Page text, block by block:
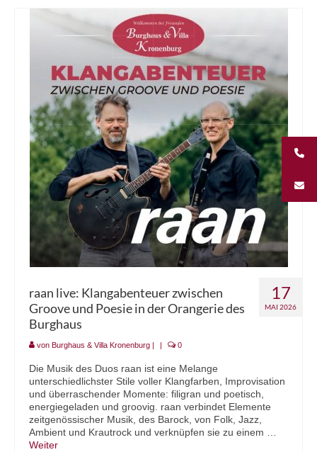
Gastronomie
Hochzeit / Feiern / Events
Unternehmungen
Kontakt
17
MAI 2026
raan live: Klangabenteuer zwischen
Groove und Poesie in der Orangerie des
Burghaus
von Burghaus & Villa Kronenburg | | 0
Die Musik des Duos raan ist eine Melange
unterschiedlichster Stile voller Klangfarben, Improvisation
und überraschender Momente: filigran und poetisch,
energiegeladen und groovig. raan verbindet Elemente
zeitgenössischer Musik, des Barock, von Folk, Jazz,
Ambient und Krautrock und verknüpfen sie zu einem …
Weiter